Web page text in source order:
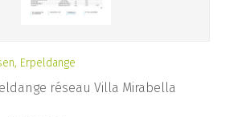
Erpeldange
réseau Villa Mirabella